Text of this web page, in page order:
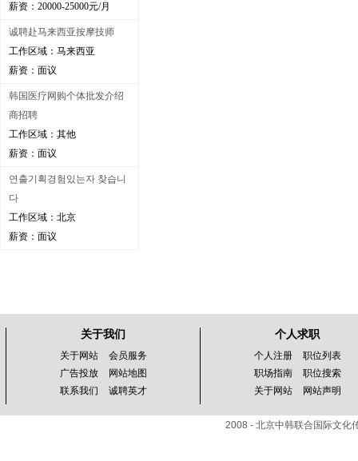
薪资：20000-25000元/月
诚聘赴马来西亚按摩技师
工作区域：马来西亚
薪资：面议
韩国医疗网购个体批发介绍
商招聘
工作区域：其他
薪资：面议
연출기획경험있는자 찾습니
다
工作区域：北京
薪资：面议
关于我们
关于网站
会员服务
广告投放
网站地图
联系我们
诚聘英才
个人求职
个人注册
职位列表
职场指南
职位搜索
关于网站
网站声明
2008 - 北京中韩联合国际文化